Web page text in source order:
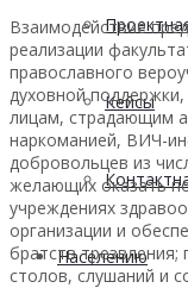
Кейсы
Населению
Взаимодействие
реализации
православного
духовной
лицам, страдающим
наркоманией, ВИЧ-
добровольцев из
желающих оказать
учреждениях
организации и
братств
столов, слушаний и